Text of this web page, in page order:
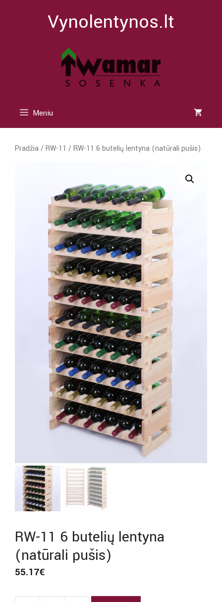
Vynolentynos.lt
Meniu
Pradžia/RW-11 / RW-11 6 butelių lentyna (natūrali pušis)
RW-11 6 butelių lentyna
(natūrali pušis)
55.17€